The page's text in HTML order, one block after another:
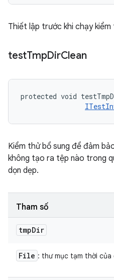
Thiết lập trước khi chạy kiểm
testTmpDirClean
protected void
Kiểm thử bổ sung để đảm
không tạo ra tệp nào trong
dọn dẹp.
Tham số
tmpDir
File : thư mục tạm thời